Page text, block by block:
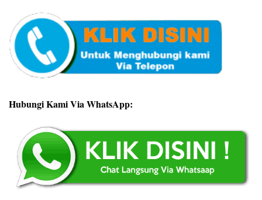
Hubungi Kami Via WhatsApp: